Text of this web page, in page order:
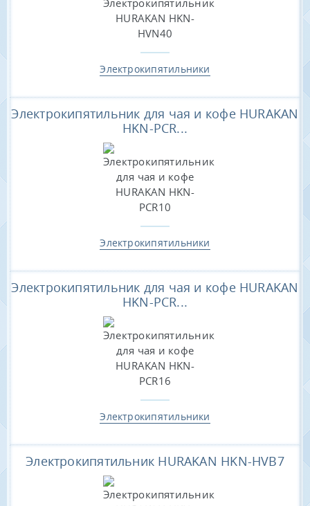
Электрокипятильники
Электрокипятильник для чая и кофе HURAKAN
HKN-PCR...
Электрокипятильники
Электрокипятильник для чая и кофе HURAKAN
HKN-PCR...
Электрокипятильники
Электрокипятильник HURAKAN HKN-HVB7